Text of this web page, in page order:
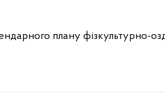
плану фізкультурно-